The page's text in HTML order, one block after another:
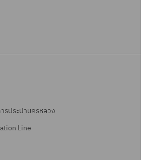
รประปานครหลวง
Line